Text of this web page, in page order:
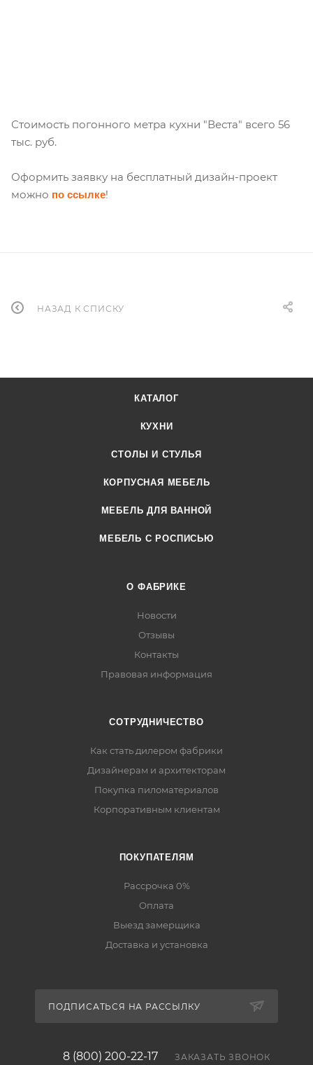
Стоимость погонного метра кухни "Веста" всего 56
тыс. руб.
Оформить заявку на бесплатный дизайн-проект
можно по ссылке!
НАЗАД К СПИСКУ
КАТАЛОГ
КУХНИ
СТОЛЫ И СТУЛЬЯ
КОРПУСНАЯ МЕБЕЛЬ
МЕБЕЛЬ ДЛЯ ВАННОЙ
МЕБЕЛЬ С РОСПИСЬЮ
О ФАБРИКЕ
Новости
Отзывы
Контакты
Правовая информация
СОТРУДНИЧЕСТВО
Как стать дилером фабрики
Дизайнерам и архитекторам
Покупка пиломатериалов
Корпоративным клиентам
ПОКУПАТЕЛЯМ
Рассрочка 0%
Оплата
Выезд замерщика
Доставка и установка
ПОДПИСАТЬСЯ НА РАССЫЛКУ
8 (800) 200-22-17 ЗАКАЗАТЬ ЗВОНОК